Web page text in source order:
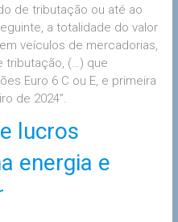
de tributação ou até ao
a totalidade do valor
veículos de mercadorias,
tributação, (…) que
Euro 6 C ou E, e primeira
de 2024”.
lucros
energia e